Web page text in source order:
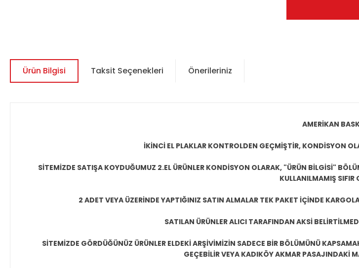
Ürün Bilgisi Taksit Seçenekleri Önerileriniz
AMERİKAN
İKİNCİ EL PLAKLAR KONTROLDEN GEÇMİŞTİR, KONDİSYON
SİTEMİZDE SATIŞA KOYDUĞUMUZ 2.EL ÜRÜNLER KONDİSYON OLARAK, "ÜRÜN BİLGİSİ"
KULLANILMAMIŞ SIFIR
2 ADET VEYA ÜZERİNDE YAPTIĞINIZ SATIN ALMALAR TEK PAKET İÇİNDE
SATILAN ÜRÜNLER ALICI TARAFINDAN AKSİ
SİTEMİZDE GÖRDÜĞÜNÜZ ÜRÜNLER ELDEKİ ARŞİVİMİZİN SADECE BİR BÖLÜMÜNÜ
GEÇEBİLİR VEYA KADIKÖY AKMAR PASAJINDAKİ